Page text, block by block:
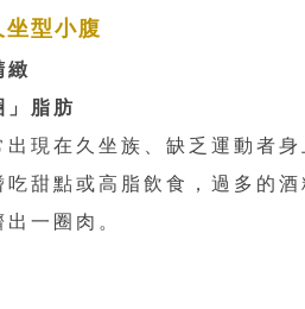
坐型小腹
緻
」脂肪
現在久坐族、缺乏運動者
甜點或高脂飲食，過多的
一圈肉。